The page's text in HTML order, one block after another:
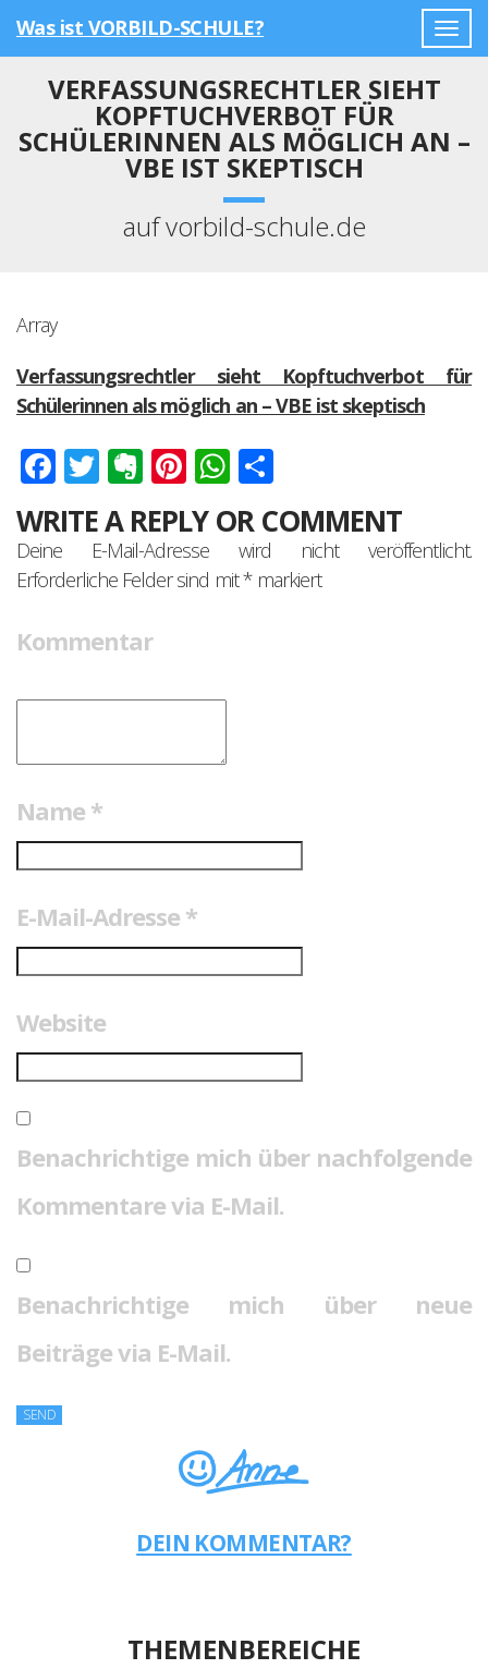
Was ist VORBILD-SCHULE?
VERFASSUNGSRECHTLER SIEHT
KOPFTUCHVERBOT FÜR
SCHÜLERINNEN ALS MÖGLICH AN –
VBE IST SKEPTISCH
auf vorbild-schule.de
Array
Verfassungsrechtler sieht Kopftuchverbot für
Schülerinnen als möglich an – VBE ist skeptisch
Facebook
Twitter
Evernote
Pinterest
WhatsApp
WRITE A REPLY OR COMMENT
Deine E-Mail-Adresse wird nicht veröffentlicht.
Erforderliche Felder sind mit*markiert
Kommentar
Name *
E-Mail-Adresse *
Website
Benachrichtige mich über nachfolgende
Kommentare via E-Mail.
Benachrichtige mich über neue
Beiträge via E-Mail.
DEIN KOMMENTAR?
THEMENBEREICHE